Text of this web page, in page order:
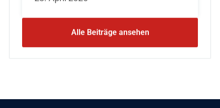
Alle Beiträge ansehen